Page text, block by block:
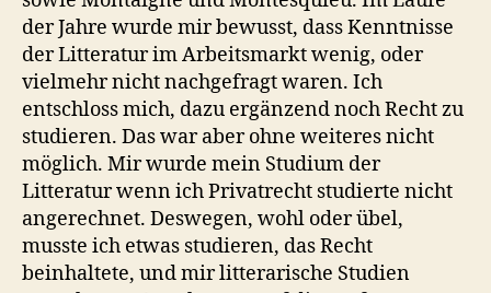
der Jahre wurde mir bewusst, dass Kenntnisse
der Litteratur im Arbeitsmarkt wenig, oder
vielmehr nicht nachgefragt waren. Ich
entschloss mich, dazu ergänzend noch Recht zu
studieren. Das war aber ohne weiteres nicht
möglich. Mir wurde mein Studium der
Litteratur wenn ich Privatrecht studierte nicht
angerechnet. Deswegen, wohl oder übel,
musste ich etwas studieren, das Recht
beinhaltete, und mir litterarische Studien